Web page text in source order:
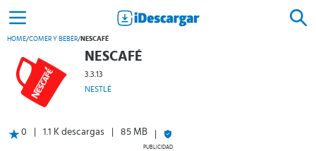
HOME/COMER Y BEBER/ NESCAFÉ
NESCAFÉ
3.3.13
NESTLÉ
0 1.1 K descargas 85 MB
PUBLICIDAD